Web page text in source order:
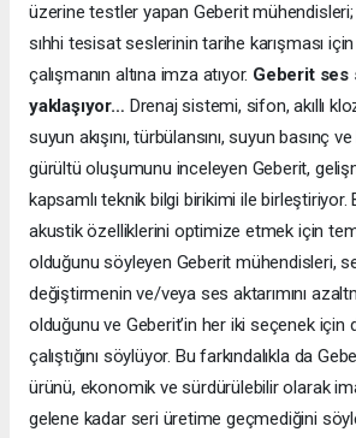
üzerine testler yapan Geberit
sıhhi tesisat seslerinin tarihe karışması
çalışmanın altına imza atıyor. Geberit ses
yaklaşıyor… Drenaj sistemi, sifon, akıllı
suyun akışını, türbülansını, suyun basınç
gürültü oluşumunu inceleyen Geberit,
kapsamlı teknik bilgi birikimi ile birleştiriyor.
akustik özelliklerini optimize etmek için
olduğunu söyleyen Geberit mühendisleri,
değiştirmenin ve/veya ses aktarımını
olduğunu ve Geberit’in her iki seçenek için
çalıştığını söylüyor. Bu farkındalıkla da
ürünü, ekonomik ve sürdürülebilir olarak
gelene kadar seri üretime geçmediğini